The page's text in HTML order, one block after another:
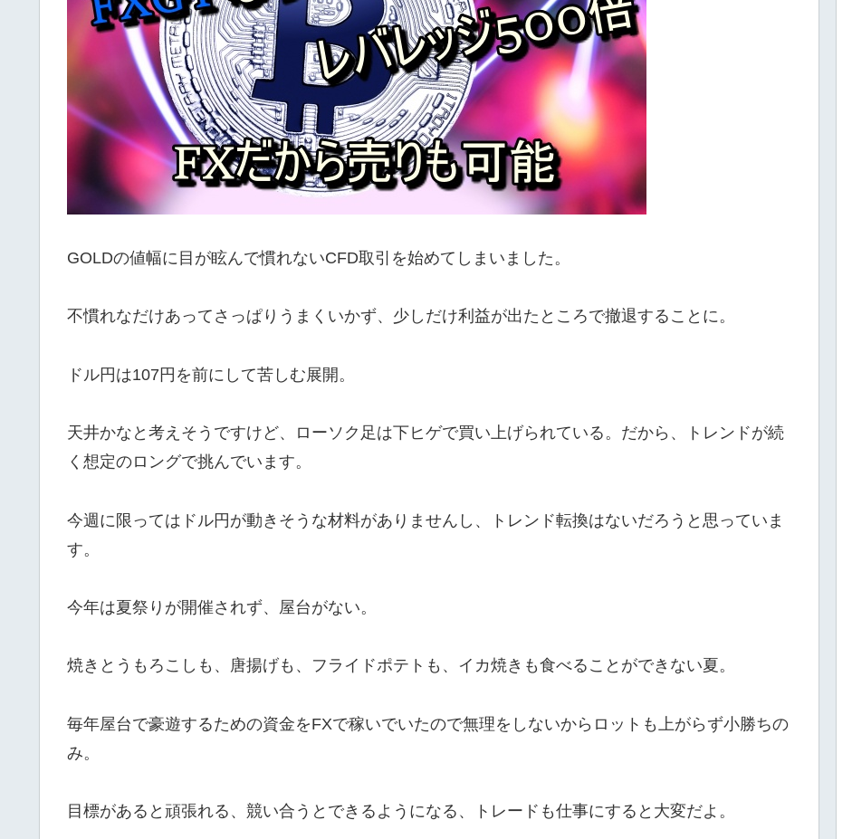
GOLDの値幅に目が眩んで慣れないCFD取引を始めてしまいました。
不慣れなだけあってさっぱりうまくいかず、少しだけ利益が出たところで撤退することに。
ドル円は107円を前にして苦しむ展開。
天井かなと考えそうですけど、ローソク足は下ヒゲで買い上げられている。だから、トレンドが続
く想定のロングで挑んでいます。
今週に限ってはドル円が動きそうな材料がありませんし、トレンド転換はないだろうと思っていま
す。
今年は夏祭りが開催されず、屋台がない。
焼きとうもろこしも、唐揚げも、フライドポテトも、イカ焼きも食べることができない夏。
毎年屋台で豪遊するための資金をFXで稼いでいたので無理をしないからロットも上がらず小勝ちの
み。
目標があると頑張れる、競い合うとできるようになる、トレードも仕事にすると大変だよ。